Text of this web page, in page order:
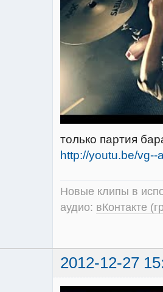
только партия
http://youtu.be/vg--
Новые клипы в
аудио: вКонтакте
2012-12-27